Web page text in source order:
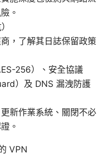
。
，了解其日誌保留政策
256）、安全協議
）及 DNS 漏洩防護
新作業系統、關閉不必
。
VPN